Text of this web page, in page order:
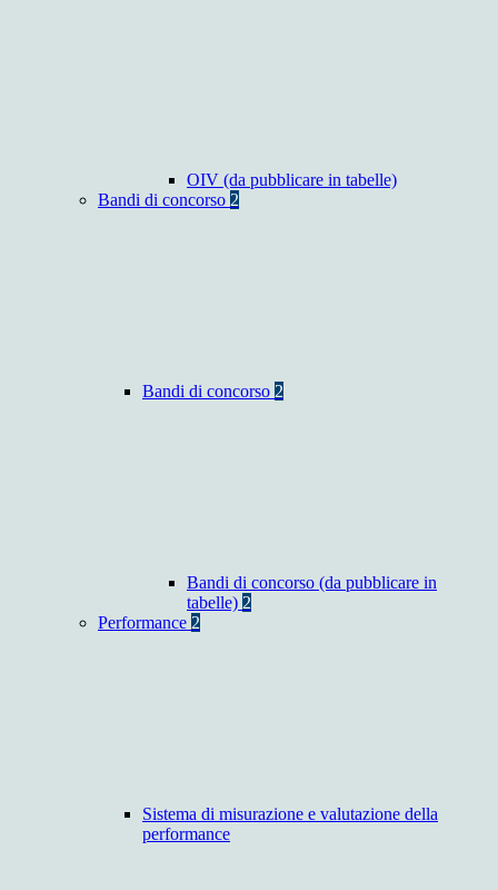
OIV (da pubblicare in tabelle)
Bandi di concorso 2
Bandi di concorso 2
Bandi di concorso (da pubblicare in
tabelle) 2
Performance 2
Sistema di misurazione e valutazione della
performance